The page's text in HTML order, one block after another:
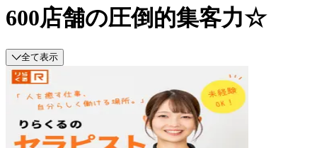
600店舗の圧倒的集客力☆
全て表示